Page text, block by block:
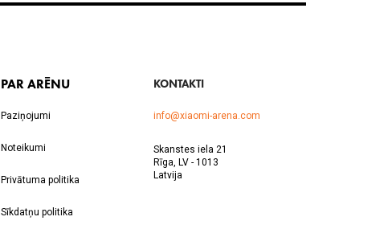
PAR ARĒNU
Paziņojumi
Noteikumi
Privātuma politika
Sīkdatņu politika
KONTAKTI
info@xiaomi-arena.com
Skanstes iela 21
Rīga, LV - 1013
Latvija